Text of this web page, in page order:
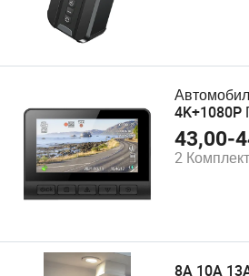
4K+1080P
двойная
43,00-
2
8A 10A